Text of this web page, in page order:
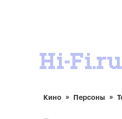
Кино Персоны